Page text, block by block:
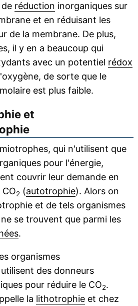
réduction inorganiques sur
et en réduisant les
de la membrane. De plus,
il y en a beaucoup qui
avec un potentiel rédox
de sorte que le
est plus faible.
et
qui n'utilisent que
pour l'énergie,
couvrir leur demande en
2 (autotrophie). Alors on
et de tels organismes
se trouvent que parmi les
.
organismes
des donneurs
pour réduire le CO2.
la lithotrophieet chez